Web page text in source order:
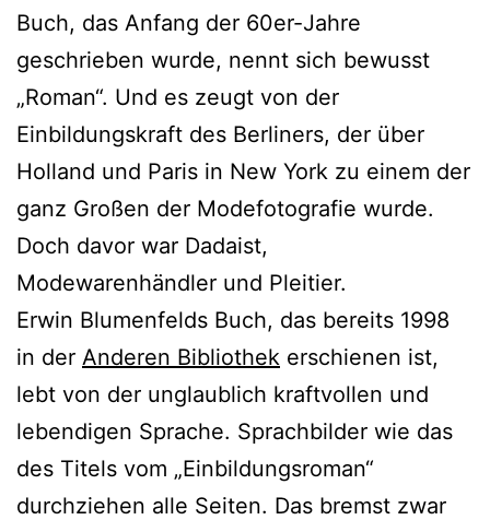
Buch, das Anfang der 60er-Jahre
geschrieben wurde, nennt sich bewusst
„Roman“. Und es zeugt von der
Einbildungskraft des Berliners, der über
Holland und Paris in New York zu einem der
ganz Großen der Modefotografie wurde.
Doch davor war Dadaist,
Modewarenhändler und Pleitier.
Erwin Blumenfelds Buch, das bereits 1998
in der Anderen Bibliothek erschienen ist,
lebt von der unglaublich kraftvollen und
lebendigen Sprache. Sprachbilder wie das
des Titels vom „Einbildungsroman“
durchziehen alle Seiten. Das bremst zwar